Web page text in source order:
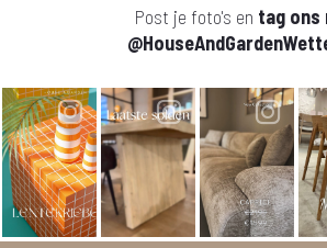
Post je foto's en tag ons